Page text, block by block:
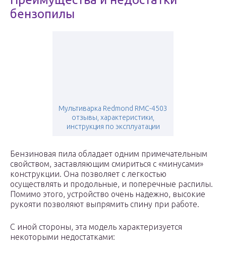
бензопилы
Мультиварка Redmond RMC-4503
отзывы, характеристики,
инструкция по эксплуатации
Бензиновая пила обладает одним примечательным
свойством, заставляющим смириться с «минусами»
конструкции. Она позволяет с легкостью
осуществлять и продольные, и поперечные распилы.
Помимо этого, устройство очень надежно, высокие
рукояти позволяют выпрямить спину при работе.
С иной стороны, эта модель характеризуется
некоторыми недостатками: